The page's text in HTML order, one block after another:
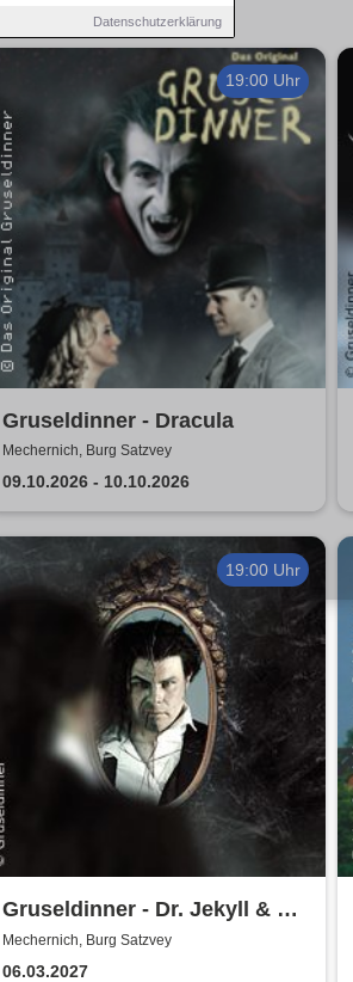
Datenschutzerklärung
19:00 Uhr
Gruseldinner - Dracula
Mechernich, Burg Satzvey
09.10.2026 - 10.10.2026
19:00 Uhr
Gruseldinner - Dr. Jekyll & Mr.
Hyde
Mechernich, Burg Satzvey
06.03.2027